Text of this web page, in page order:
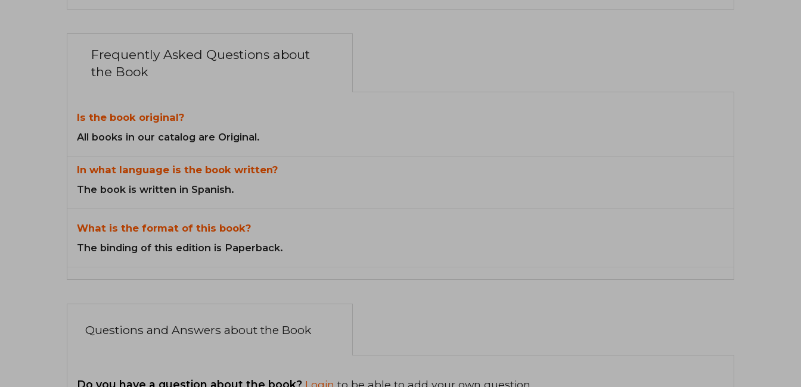
Frequently Asked Questions about
the Book
Is the book original?
All books in our catalog are Original.
In what language is the book written?
The book is written in Spanish.
What is the format of this book?
The binding of this edition is Paperback.
Questions and Answers about the Book
Do you have a question about the book? Login to be able to add your own question.